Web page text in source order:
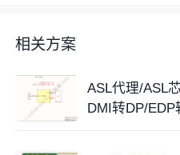
相关方案
ASL代理/ASL
DMI转DP/EDP